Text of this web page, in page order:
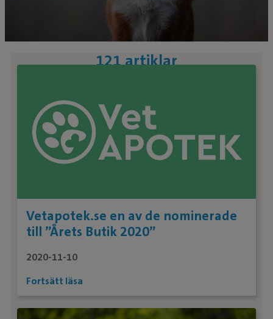
121 artiklar
Vetapotek.se en av de nominerade
till ”Årets Butik 2020”
2020-11-10
Fortsätt läsa